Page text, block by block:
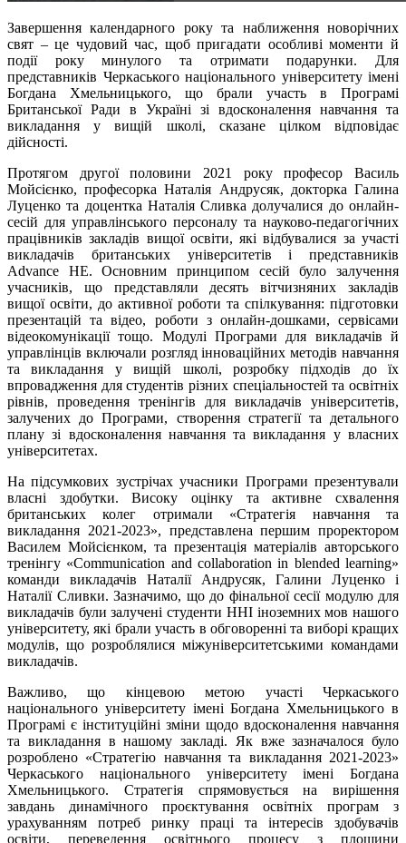
Завершення календарного року та наближення новорічних
свят – це чудовий час, щоб пригадати особливі моменти й
події року минулого та отримати подарунки. Для
представників Черкаського національного університету імені
Богдана Хмельницького, що брали участь в Програмі
Британської Ради в Україні зі вдосконалення навчання та
викладання у вищій школі, сказане цілком відповідає
дійсності.
Протягом другої половини 2021 року професор Василь
Мойсієнко, професорка Наталія Андрусяк, докторка Галина
Луценко та доцентка Наталія Сливка долучалися до онлайн-
сесій для управлінського персоналу та науково-педагогічних
працівників закладів вищої освіти, які відбувалися за участі
викладачів британських університетів і представників
Advance HE. Основним принципом сесій було залучення
учасників, що представляли десять вітчизняних закладів
вищої освіти, до активної роботи та спілкування: підготовки
презентацій та відео, роботи з онлайн-дошками, сервісами
відеокомунікації тощо. Модулі Програми для викладачів й
управлінців включали розгляд інноваційних методів навчання
та викладання у вищій школі, розробку підходів до їх
впровадження для студентів різних спеціальностей та освітніх
рівнів, проведення тренінгів для викладачів університетів,
залучених до Програми, створення стратегії та детального
плану зі вдосконалення навчання та викладання у власних
університетах.
На підсумкових зустрічах учасники Програми презентували
власні здобутки. Високу оцінку та активне схвалення
британських колег отримали «Стратегія навчання та
викладання 2021-2023», представлена першим проректором
Василем Мойсієнком, та презентація матеріалів авторського
тренінгу «Communication and collaboration in blended learning»
команди викладачів Наталії Андрусяк, Галини Луценко і
Наталії Сливки. Зазначимо, що до фінальної сесії модулю для
викладачів були залучені студенти ННІ іноземних мов нашого
університету, які брали участь в обговоренні та виборі кращих
модулів, що розроблялися міжуніверситетськими командами
викладачів.
Важливо, що кінцевою метою участі Черкаського
національного університету імені Богдана Хмельницького в
Програмі є інституційні зміни щодо вдосконалення навчання
та викладання в нашому закладі. Як вже зазначалося було
розроблено «Стратегію навчання та викладання 2021-2023»
Черкаського національного університету імені Богдана
Хмельницького. Стратегія спрямовується на вирішення
завдань динамічного проєктування освітніх програм з
урахуванням потреб ринку праці та інтересів здобувачів
освіти, переведення освітнього процесу з площини